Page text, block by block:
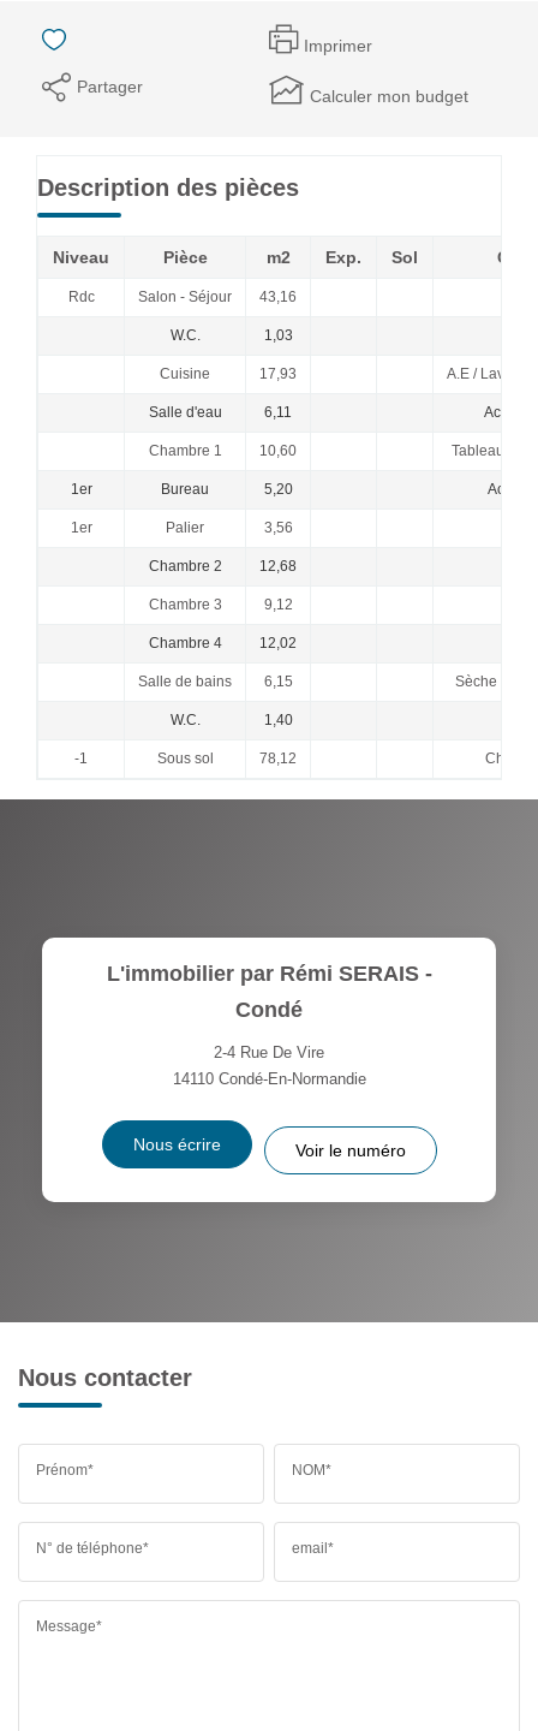
Imprimer
Partager Calculer mon budget
Description des pièces
Niveau Pièce m2 Exp. Sol
Rdc Salon - Séjour 43,16
W.C. 1,03
Cuisine 17,93 A.E / Lave
Salle d'eau 6,11 Accès
Chambre 1 10,60 Tableau /
1er Bureau 5,20 Accès
1er Palier 3,56
Chambre 2 12,68
Chambre 3 9,12
Chambre 4 12,02
Salle de bains 6,15 Sèche
W.C. 1,40
-1 Sous sol 78,12
L'immobilier par Rémi SERAIS -
Condé
2-4 Rue De Vire
14110 Condé-En-Normandie
Nous écrire Voir le numéro
Nous contacter
Prénom* NOM*
N° de téléphone* email*
Message*